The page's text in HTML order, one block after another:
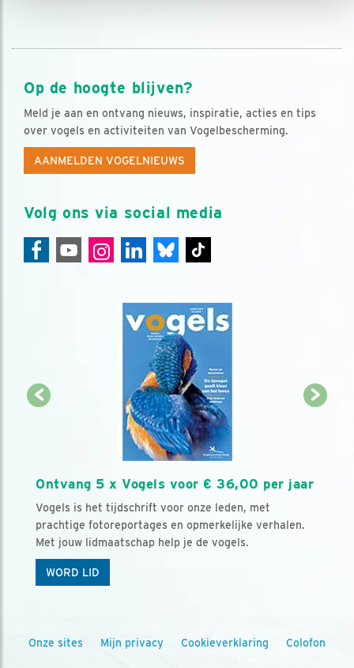
Op de hoogte blijven?
Meld je aan en ontvang nieuws, inspiratie, acties en tips
over vogels en activiteiten van Vogelbescherming.
AANMELDEN VOGELNIEUWS
Volg ons via social media
Ontvang 5 x Vogels voor € 36,00 per jaar
Vogels is het tijdschrift voor onze leden, met
prachtige fotoreportages en opmerkelijke verhalen.
Met jouw lidmaatschap help je de vogels.
WORD LID
Onze sites Mijn privacy Cookieverklaring Colofon